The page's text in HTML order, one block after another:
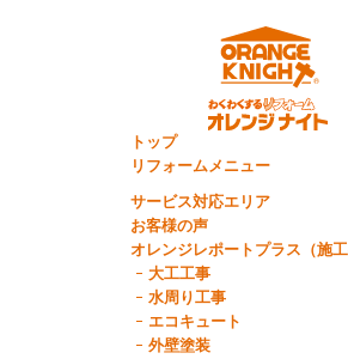
トップ
リフォームメニュー
サービス対応エリア
お客様の声
オレンジレポートプラス（施工
大工工事
水周り工事
エコキュート
外壁塗装